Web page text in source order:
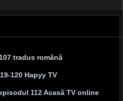
tradus română
120 Hapyy TV
112 Acasă TV online